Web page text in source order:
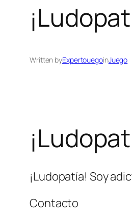
Written byExpertouegoinJuego
¡Ludopatía! Soy
Contacto